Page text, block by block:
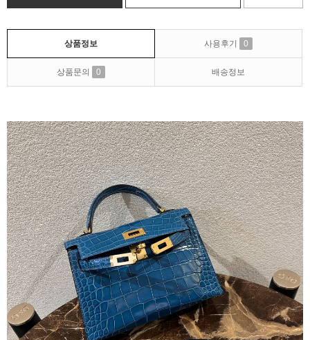
상품정보 사용후기 0
상품문의 0 배송정보